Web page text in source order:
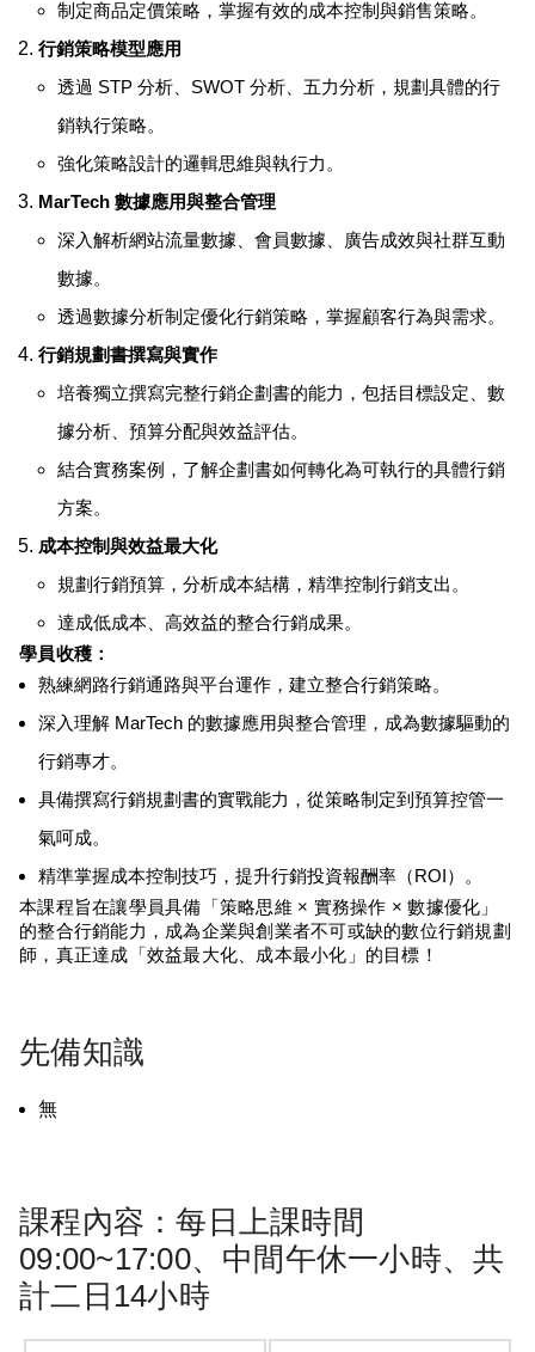
制定商品定價策略，掌握有效的成本控制與銷售策略。
行銷策略模型應用
透過 STP 分析、SWOT 分析、五力分析，規劃具體的行
銷執行策略。
強化策略設計的邏輯思維與執行力。
MarTech 數據應用與整合管理
深入解析網站流量數據、會員數據、廣告成效與社群互動
數據。
透過數據分析制定優化行銷策略，掌握顧客行為與需求。
行銷規劃書撰寫與實作
培養獨立撰寫完整行銷企劃書的能力，包括目標設定、數
據分析、預算分配與效益評估。
結合實務案例，了解企劃書如何轉化為可執行的具體行銷
方案。
成本控制與效益最大化
規劃行銷預算，分析成本結構，精準控制行銷支出。
達成低成本、高效益的整合行銷成果。
學員收穫：
熟練網路行銷通路與平台運作，建立整合行銷策略。
深入理解 MarTech 的數據應用與整合管理，成為數據驅動的
行銷專才。
具備撰寫行銷規劃書的實戰能力，從策略制定到預算控管一
氣呵成。
精準掌握成本控制技巧，提升行銷投資報酬率（ROI）。
本課程旨在讓學員具備「策略思維 × 實務操作 × 數據優化」
的整合行銷能力，成為企業與創業者不可或缺的數位行銷規劃
師，真正達成「效益最大化、成本最小化」的目標！
先備知識
無
課程內容：每日上課時間
09:00~17:00、中間午休一小時、共
計二日14小時